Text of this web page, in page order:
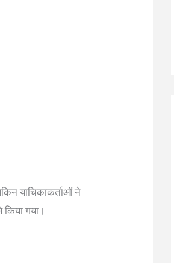
याचिकाकर्ताओं ने
गया।